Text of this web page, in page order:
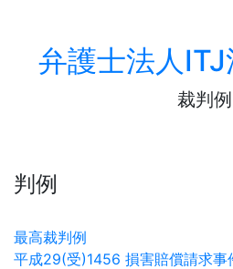
弁護士法人
裁判例
判例
最高裁判例
平成29(受)1456 損害賠償請求事